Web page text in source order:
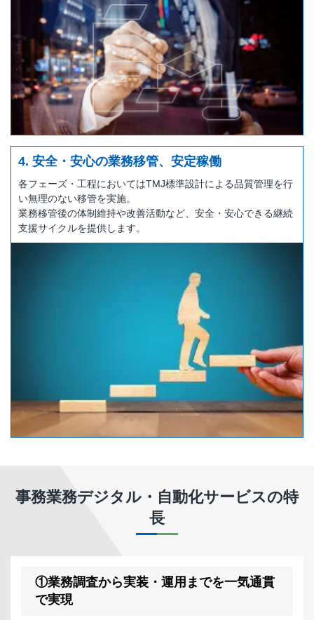
4. 安全・安心の業務移管、安定稼働
各フェーズ・工程においてはTMJ標準設計による品質管理を行
い無理のない移管を実施。
業務移管後の体制維持や改善活動など、安全・安心できる継続
支援サイクルを提供します。
事務業務デジタル・自動化サービスの特
長
①業務調査から実装・運用までを一気通貫
で実現